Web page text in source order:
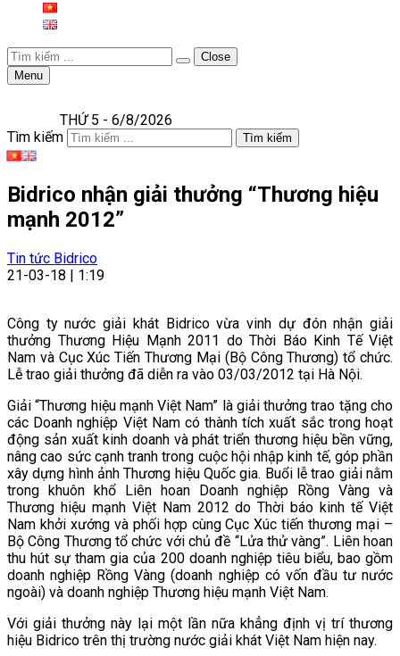
Close
Menu
THỨ 5 - 6/8/2026
Tìm kiếm
Tìm kiếm
Bidrico nhận giải thưởng “Thương hiệu
mạnh 2012”
Tin tức Bidrico
21-03-18 | 1:19
Công ty nước giải khát Bidrico vừa vinh dự đón nhận giải
thưởng Thương Hiệu Mạnh 2011 do Thời Báo Kinh Tế Việt
Nam và Cục Xúc Tiến Thương Mại (Bộ Công Thương) tổ chức.
Lễ trao giải thưởng đã diễn ra vào 03/03/2012 tại Hà Nội.
Giải “Thương hiệu mạnh Việt Nam” là giải thưởng trao tặng cho
các Doanh nghiệp Việt Nam có thành tích xuất sắc trong hoạt
động sản xuất kinh doanh và phát triển thương hiệu bền vững,
nâng cao sức cạnh tranh trong cuộc hội nhập kinh tế, góp phần
xây dựng hình ảnh Thương hiệu Quốc gia. Buổi lễ trao giải nằm
trong khuôn khổ Liên hoan Doanh nghiệp Rồng Vàng và
Thương hiệu mạnh Việt Nam 2012 do Thời báo kinh tế Việt
Nam khởi xướng và phối hợp cùng Cục Xúc tiến thương mại –
Bộ Công Thương tổ chức với chủ đề “Lửa thử vàng”. Liên hoan
thu hút sự tham gia của 200 doanh nghiệp tiêu biểu, bao gồm
doanh nghiệp Rồng Vàng (doanh nghiệp có vốn đầu tư nước
ngoài) và doanh nghiệp Thương hiệu mạnh Việt Nam.
Với giải thưởng này lại một lần nữa khẳng định vị trí thương
hiệu Bidrico trên thị trường nước giải khát Việt Nam hiện nay.